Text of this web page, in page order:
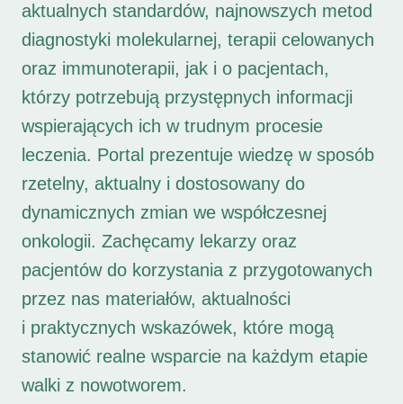
aktualnych standardów, najnowszych metod
diagnostyki molekularnej, terapii celowanych
oraz immunoterapii, jak i o pacjentach,
którzy potrzebują przystępnych informacji
wspierających ich w trudnym procesie
leczenia. Portal prezentuje wiedzę w sposób
rzetelny, aktualny i dostosowany do
dynamicznych zmian we współczesnej
onkologii. Zachęcamy lekarzy oraz
pacjentów do korzystania z przygotowanych
przez nas materiałów, aktualności
i praktycznych wskazówek, które mogą
stanowić realne wsparcie na każdym etapie
walki z nowotworem.